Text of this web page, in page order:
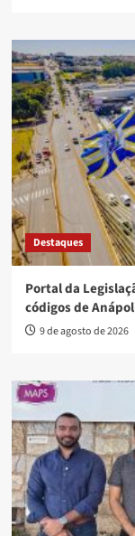
Destaques
Portal da
códigos de
9 de agosto de 2026